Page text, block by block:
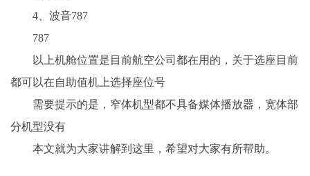
4、波音787
787
以上机舱位置是目前航空公司都在用的，关于选座目前
都可以在自助值机上选择座位号
需要提示的是，窄体机型都不具备媒体播放器，宽体部
分机型没有
本文就为大家讲解到这里，希望对大家有所帮助。